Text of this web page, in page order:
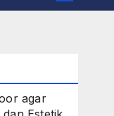
agar